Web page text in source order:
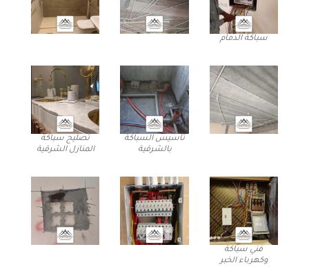
سباكة الدمام
تأسيس السباكة
بالشرقية
تصليح سباكة
المنازل الشرقية
فني سباكة
وكهرباء الخبر